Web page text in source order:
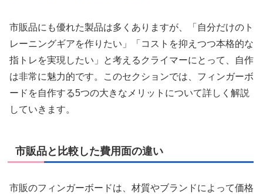
市販品にも優れた製品は多くありますが、「自分だけのト
レーニングギアを作りたい」「コストを抑えつつ本格的な
指トレを実現したい」と考えるクライマーにとって、自作
は非常に魅力的です。このセクションでは、フィンガーボ
ードを自作する5つの大きなメリットについて詳しく解説
していきます。
市販品と比較した費用面の違い
市販のフィンガーボードは、材質やブランドによって価格